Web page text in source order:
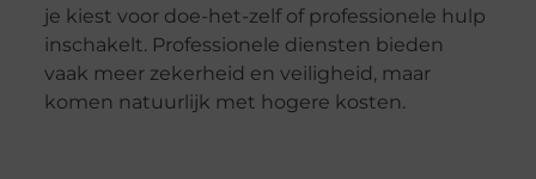
je kiest voor doe-het-zelf of professionele hulp
inschakelt. Professionele diensten bieden
vaak meer zekerheid en veiligheid, maar
komen natuurlijk met hogere kosten.